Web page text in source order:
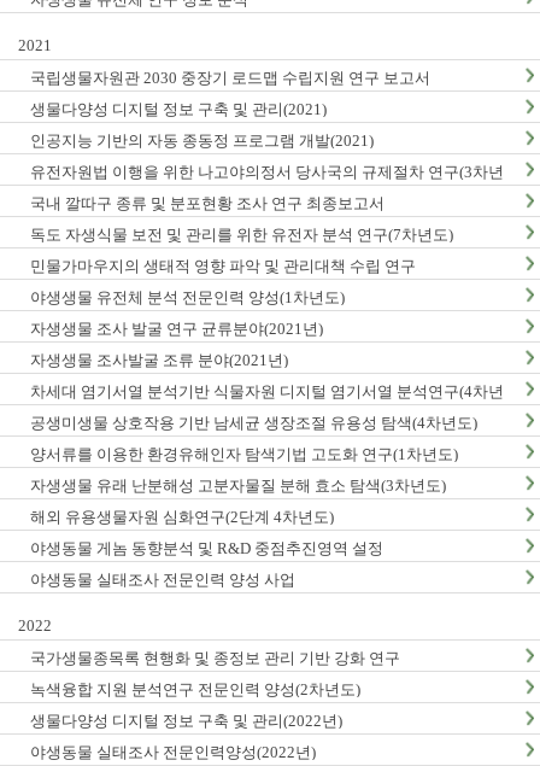
2021
국립생물자원관 2030 중장기 로드맵 수립지원 연구 보고서
생물다양성 디지털 정보 구축 및 관리(2021)
인공지능 기반의 자동 종동정 프로그램 개발(2021)
유전자원법 이행을 위한 나고야의정서 당사국의 규제절차 연구(3차년
도)
국내 깔따구 종류 및 분포현황 조사 연구 최종보고서
독도 자생식물 보전 및 관리를 위한 유전자 분석 연구(7차년도)
민물가마우지의 생태적 영향 파악 및 관리대책 수립 연구
야생생물 유전체 분석 전문인력 양성(1차년도)
자생생물 조사 발굴 연구 균류분야(2021년)
자생생물 조사발굴 조류 분야(2021년)
차세대 염기서열 분석기반 식물자원 디지털 염기서열 분석연구(4차년
도)
공생미생물 상호작용 기반 남세균 생장조절 유용성 탐색(4차년도)
양서류를 이용한 환경유해인자 탐색기법 고도화 연구(1차년도)
자생생물 유래 난분해성 고분자물질 분해 효소 탐색(3차년도)
해외 유용생물자원 심화연구(2단계 4차년도)
야생동물 게놈 동향분석 및 R&D 중점추진영역 설정
야생동물 실태조사 전문인력 양성 사업
2022
국가생물종목록 현행화 및 종정보 관리 기반 강화 연구
녹색융합 지원 분석연구 전문인력 양성(2차년도)
생물다양성 디지털 정보 구축 및 관리(2022년)
야생동물 실태조사 전문인력양성(2022년)